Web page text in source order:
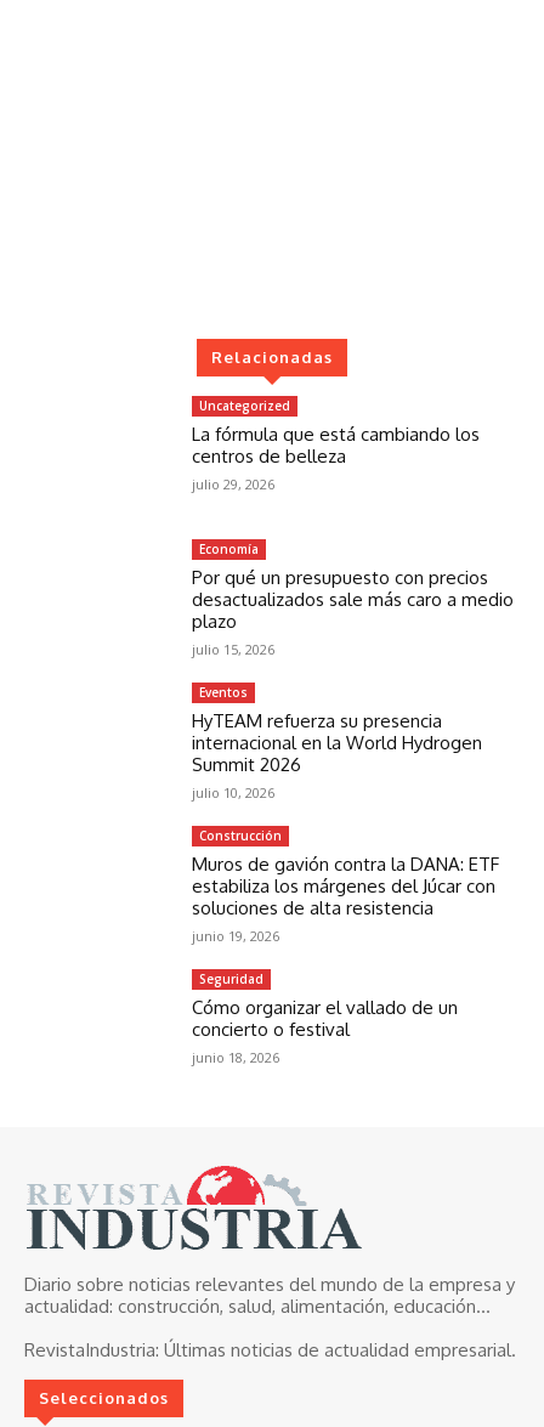
Relacionadas
Uncategorized
La fórmula que está cambiando los
centros de belleza
julio 29, 2026
Economía
Por qué un presupuesto con precios
desactualizados sale más caro a medio
plazo
julio 15, 2026
Eventos
HyTEAM refuerza su presencia
internacional en la World Hydrogen
Summit 2026
julio 10, 2026
Construcción
Muros de gavión contra la DANA: ETF
estabiliza los márgenes del Júcar con
soluciones de alta resistencia
junio 19, 2026
Seguridad
Cómo organizar el vallado de un
concierto o festival
junio 18, 2026
Diario sobre noticias relevantes del mundo de la empresa y
actualidad: construcción, salud, alimentación, educación...
RevistaIndustria: Últimas noticias de actualidad empresarial.
Seleccionados